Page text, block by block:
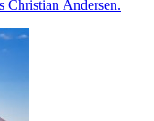
Christian Andersen.